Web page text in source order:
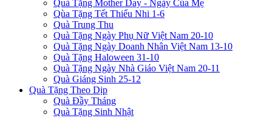
Quà Tặng Mother Day - Ngày Của Mẹ
Qùa Tặng Tết Thiếu Nhi 1-6
Quà Trung Thu
Quà Tặng Ngày Phụ Nữ Việt Nam 20-10
Quà Tặng Ngày Doanh Nhân Việt Nam 13-10
Quà Tặng Haloween 31-10
Quà Tặng Ngày Nhà Giáo Việt Nam 20-11
Quà Giáng Sinh 25-12
Quà Tặng Theo Dịp
Quà Đầy Tháng
Quà Tặng Sinh Nhật